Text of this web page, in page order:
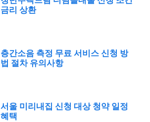
금리 상환
층간소음 측정 무료 서비스 신청 방
법 절차 유의사항
서울 미리내집 신청 대상 청약 일정
혜택